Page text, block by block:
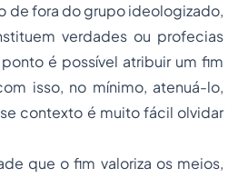
de fora do grupo ideologizado,
verdades ou profecias
é possível atribuir um fim
isso, no mínimo, atenuá-lo,
contexto é muito fácil olvidar
que o fim valoriza os meios,